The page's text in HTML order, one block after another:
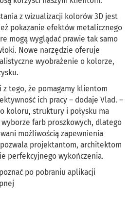
z wizualizacji kolorów 3D jest
pokazanie efektów metalicznego
mogą wyglądać prawie tak samo
Nowe narzędzie oferuje
wyobrażenie o kolorze,
z tego, że pomagamy klientom
ich pracy – dodaje Vlad. –
koloru, struktury i połysku ma
farb proszkowych, dlatego
możliwością zapewnienia
projektantom, architektom
perfekcyjnego wykończenia.
po pobraniu aplikacji